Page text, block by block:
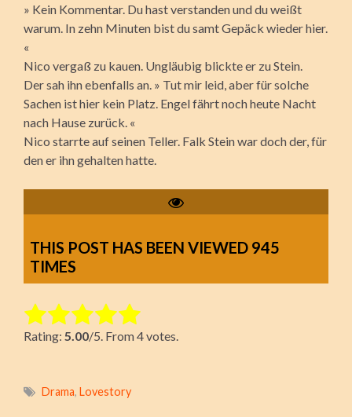
» Kein Kommentar. Du hast verstanden und du weißt
warum. In zehn Minuten bist du samt Gepäck wieder hier.
«
Nico vergaß zu kauen. Ungläubig blickte er zu Stein.
Der sah ihn ebenfalls an. » Tut mir leid, aber für solche
Sachen ist hier kein Platz. Engel fährt noch heute Nacht
nach Hause zurück. «
Nico starrte auf seinen Teller. Falk Stein war doch der, für
den er ihn gehalten hatte.
THIS POST HAS BEEN VIEWED 945
TIMES
Rate this item:
Submit Rating
Rating: 5.00/5. From 4 votes.
Drama, Lovestory